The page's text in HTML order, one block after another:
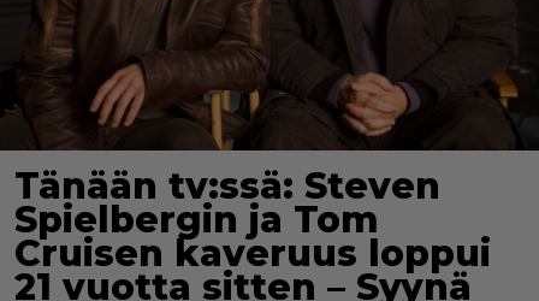
Tänään tv:ssä: Steven
Spielbergin ja Tom
Cruisen kaveruus loppui
21 vuotta sitten – Syynä